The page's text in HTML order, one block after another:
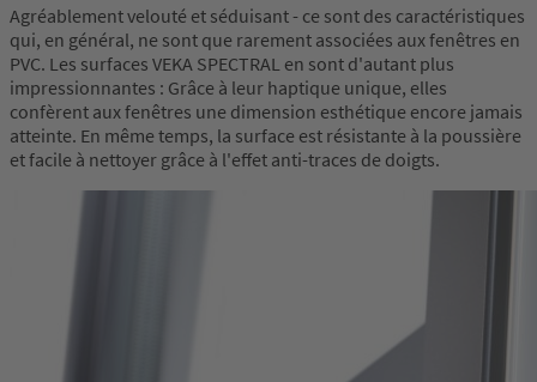
Agréablement velouté et séduisant - ce sont des caractéristiques
qui, en général, ne sont que rarement associées aux fenêtres en
PVC. Les surfaces VEKA SPECTRAL en sont d'autant plus
impressionnantes : Grâce à leur haptique unique, elles
confèrent aux fenêtres une dimension esthétique encore jamais
atteinte. En même temps, la surface est résistante à la poussière
et facile à nettoyer grâce à l'effet anti-traces de doigts.